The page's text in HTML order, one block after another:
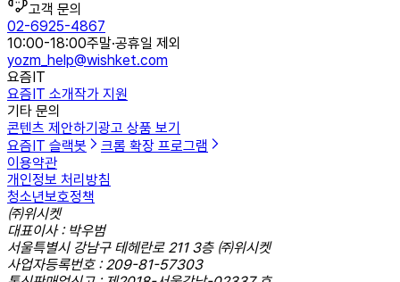
고객 문의
02-6925-4867
10:00-18:00주말·공휴일 제외
yozm_help@wishket.com
요즘IT
요즘IT 소개작가 지원
기타 문의
콘텐츠 제안하기 광고 상품 보기
요즘IT 슬랙봇
크롬 확장 프로그램
이용약관
개인정보 처리방침
청소년보호정책
㈜위시켓
대표이사 : 박우범
서울특별시 강남구 테헤란로 211 3층 ㈜위시켓
사업자등록번호 : 209-81-57303